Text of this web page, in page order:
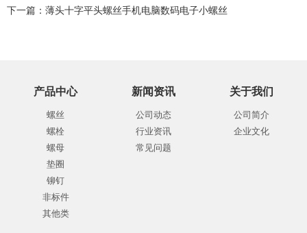
下一篇： 薄头十字平头螺丝手机电脑数码电子小螺丝
产品中心
螺丝
螺栓
螺母
垫圈
铆钉
非标件
其他类
新闻资讯
公司动态
行业资讯
常见问题
关于我们
公司简介
企业文化